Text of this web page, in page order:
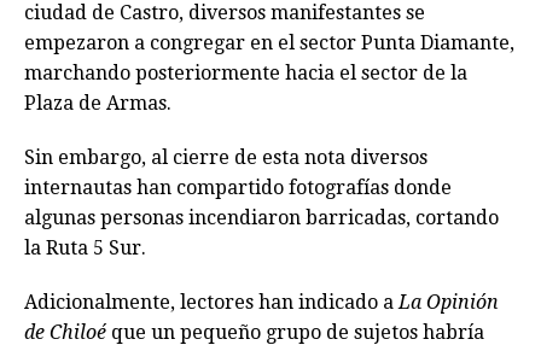
ciudad de Castro, diversos manifestantes se
empezaron a congregar en el sector Punta Diamante,
marchando posteriormente hacia el sector de la
Plaza de Armas.
Sin embargo, al cierre de esta nota diversos
internautas han compartido fotografías donde
algunas personas incendiaron barricadas, cortando
la Ruta 5 Sur.
Adicionalmente, lectores han indicado aLa Opinión
de Chiloé que un pequeño grupo de sujetos habría